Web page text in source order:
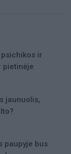
psichikos ir
pietinėje
jaunuolis,
paupyje bus